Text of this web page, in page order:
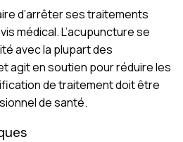
d’arrêter ses traitements
médical. L’acupuncture se
avec la plupart des
agit en soutien pour réduire les
de traitement doit être
de santé.